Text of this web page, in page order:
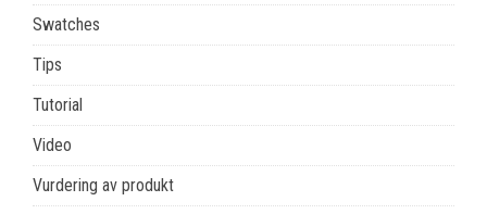
Swatches
Tips
Tutorial
Video
Vurdering av produkt